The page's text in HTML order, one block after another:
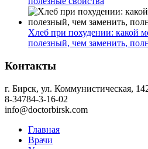
Хлеб при похудении: какой
полезный, чем заменить,
Контакты
г. Бирск, ул. Коммунистическая,
8-34784-3-16-02
info@doctorbirsk.com
Главная
Врачи